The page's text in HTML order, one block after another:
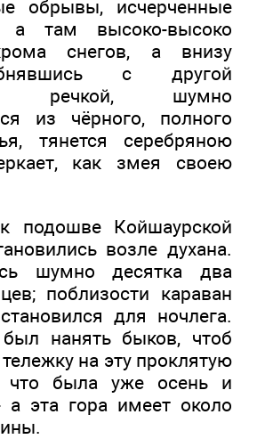
обрывы, исчерченные
а там высоко-высоко
снегов, а внизу
с другой
речкой, шумно
из чёрного, полного
тянется серебряною
как змея своею
подошве Койшаурской
возле духана.
шумно десятка два
поблизости караван
для ночлега.
нанять быков, чтоб
на эту проклятую
что была уже осень и
а эта гора имеет около